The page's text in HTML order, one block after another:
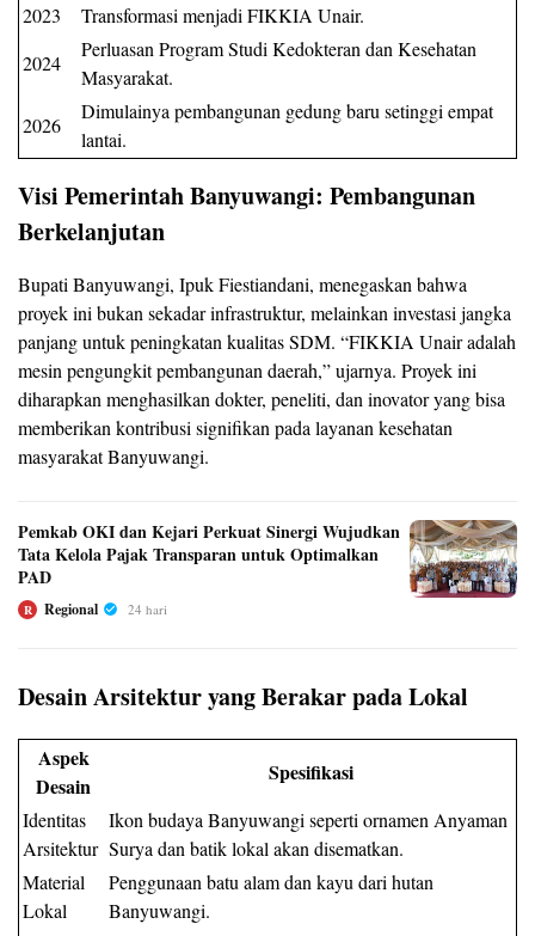
2023
Transformasi menjadi FIKKIA Unair.
2024
Perluasan Program Studi Kedokteran dan Kesehatan
Masyarakat.
2026
Dimulainya pembangunan gedung baru setinggi empat
lantai.
Visi Pemerintah Banyuwangi: Pembangunan
Berkelanjutan
Bupati Banyuwangi, Ipuk Fiestiandani, menegaskan bahwa
proyek ini bukan sekadar infrastruktur, melainkan investasi jangka
panjang untuk peningkatan kualitas SDM. “FIKKIA Unair adalah
mesin pengungkit pembangunan daerah,” ujarnya. Proyek ini
diharapkan menghasilkan dokter, peneliti, dan inovator yang bisa
memberikan kontribusi signifikan pada layanan kesehatan
masyarakat Banyuwangi.
Pemkab OKI dan Kejari Perkuat Sinergi Wujudkan
Tata Kelola Pajak Transparan untuk Optimalkan
PAD
R Regional 24 hari
Desain Arsitektur yang Berakar pada Lokal
Aspek
Desain
Spesifikasi
Identitas
Arsitektur
Ikon budaya Banyuwangi seperti ornamen Anyaman
Surya dan batik lokal akan disematkan.
Material
Lokal
Penggunaan batu alam dan kayu dari hutan
Banyuwangi.